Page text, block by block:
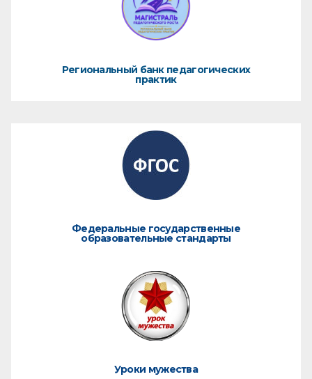
Региональный банк педагогических
практик
Федеральные государственные
образовательные стандарты
Уроки мужества